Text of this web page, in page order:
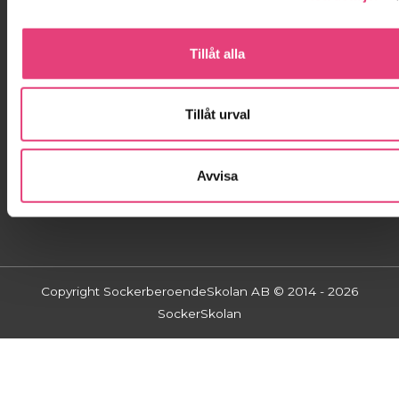
Tillåt alla
Tillåt urval
Avvisa
Kontakta oss!
info@sockerskolan.se
Jessica: 070-999 88 95
Copyright SockerberoendeSkolan AB © 2014 - 2026
SockerSkolan